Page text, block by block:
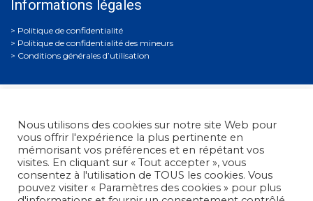
Informations légales
Politique de confidentialité
Politique de confidentialité des mineurs
Conditions générales d’utilisation
Fédération Française de Tir• 38, rue Brunel - 75017 Paris
• Tél. : +33 (0)1 58 05 45 45
Nous utilisons des cookies sur notre site Web pour
vous offrir l'expérience la plus pertinente en
mémorisant vos préférences et en répétant vos
visites. En cliquant sur « Tout accepter », vous
consentez à l'utilisation de TOUS les cookies. Vous
pouvez visiter « Paramètres des cookies » pour plus